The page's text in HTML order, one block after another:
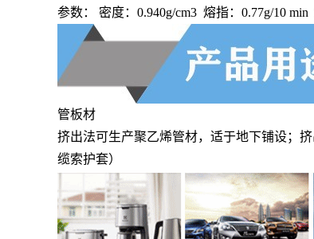
参数： 密度：0.940g/cm3 熔指：0.77g/10
管板材
挤出法可生产聚乙烯管材，适于地下铺设；
缆索护套）